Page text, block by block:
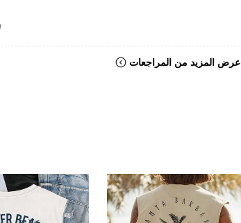
عرض المزيد من المراجعات